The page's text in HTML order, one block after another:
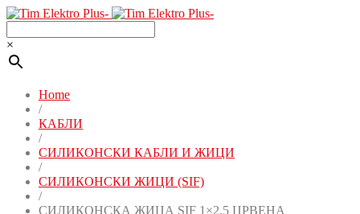
×
Home
/
КАБЛИ
/
СИЛИКОНСКИ КАБЛИ И ЖИЦИ
/
СИЛИКОНСКИ ЖИЦИ (SIF)
/
СИЛИКОНСКА ЖИЦА SIF 1×2.5 ЦРВЕНА